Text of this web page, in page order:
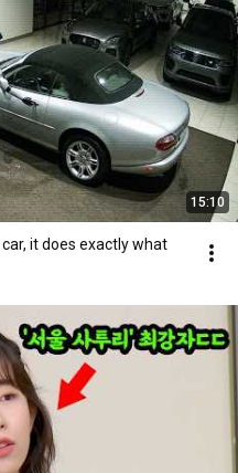
15:10
it does exactly what